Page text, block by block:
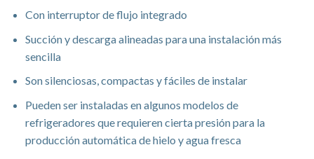
Con interruptor de flujo integrado
Succión y descarga alineadas para una instalación más
sencilla
Son silenciosas, compactas y fáciles de instalar
Pueden ser instaladas en algunos modelos de
refrigeradores que requieren cierta presión para la
producción automática de hielo y agua fresca